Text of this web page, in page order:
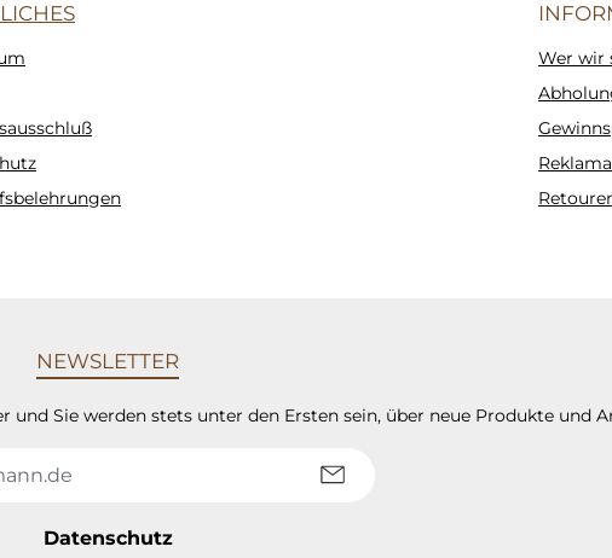
Wer wir
NEWSLETTER
Sie werden stets unter den Ersten sein, über neue Produkte und
Datenschutz